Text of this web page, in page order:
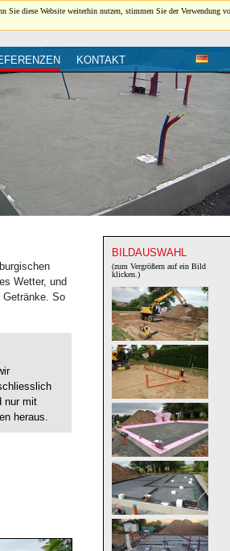
Sie diese Website weiterhin nutzen, stimmen Sie der Verwendung
KONTAKT
Wetter, und
So
nur mit
heraus.
BILDAUSWAHL
(zum Vergrößern auf ein Bild
klicken.)